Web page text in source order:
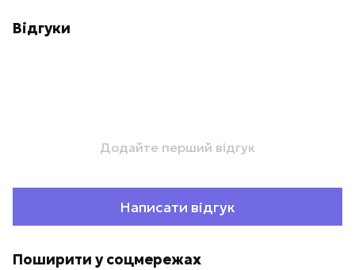
Відгуки
Додайте перший відгук
Написати відгук
Поширити у соцмережах